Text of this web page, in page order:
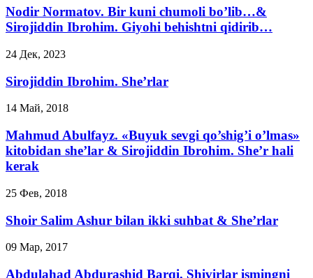
Nodir Normatov. Bir kuni chumoli bo’lib…&
Sirojiddin Ibrohim. Giyohi behishtni qidirib…
24 Дек, 2023
Sirojiddin Ibrohim. She’rlar
14 Май, 2018
Mahmud Abulfayz. «Buyuk sevgi qo’shig’i o’lmas»
kitobidan she’lar & Sirojiddin Ibrohim. She’r hali
kerak
25 Фев, 2018
Shoir Salim Ashur bilan ikki suhbat & She’rlar
09 Мар, 2017
Abdulahad Abdurashid Barqi. Shivirlar ismingni